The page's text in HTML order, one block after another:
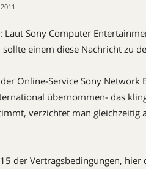
Sony Computer
einem diese Nachricht zu
Online-Service Sony Network
übernommen- das
verzichtet man gleichzeitig
der Vertragsbedingungen, hier